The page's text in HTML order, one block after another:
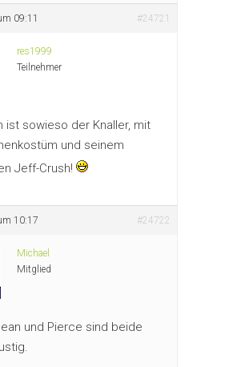
09:11 #24721
res1999
Teilnehmer
ist sowieso der Knaller, mit
und seinem
Jeff-Crush!
10:17 #24722
Michael
Mitglied
und Pierce sind beide